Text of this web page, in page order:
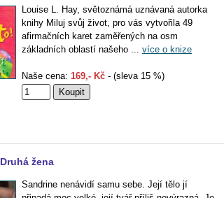
Louise L. Hay, světoznámá uznávaná autorka
knihy Miluj svůj život, pro vás vytvořila 49
afirmačních karet zaměřených na osm
základních oblastí našeho ... více o knize
Naše cena: 169,- Kč - (sleva 15 %)
Druhá žena
Sandrine nenávidí samu sebe. Její tělo jí